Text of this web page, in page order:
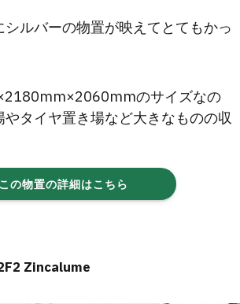
ルバーの物置が映えてとてもかっ
のサイズなの
タイヤ置き場など大きなものの収
この物置の詳細はこちら
Zincalume